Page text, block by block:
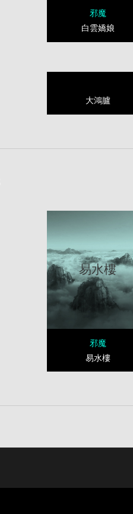
邪魔
白雲嬌娘
大鴻臚
易水樓
邪魔
易水樓